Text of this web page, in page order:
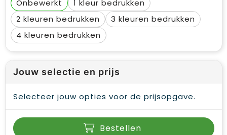
Onbewerkt
1
2
3
4
Jouw selectie en prijs
Selecteer jouw opties voor de prijsopgave.
Bestellen